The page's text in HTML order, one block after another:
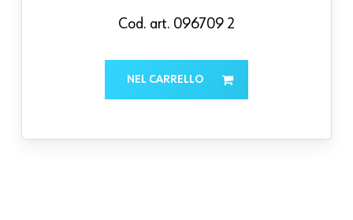
Cod. art. 096709 2
NEL CARRELLO